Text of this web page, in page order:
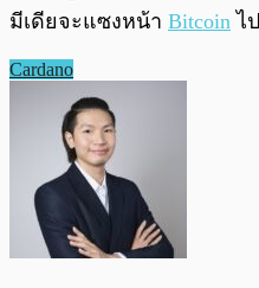
มีเดียจะแซงหน้า Bitcoin ไ
Cardano